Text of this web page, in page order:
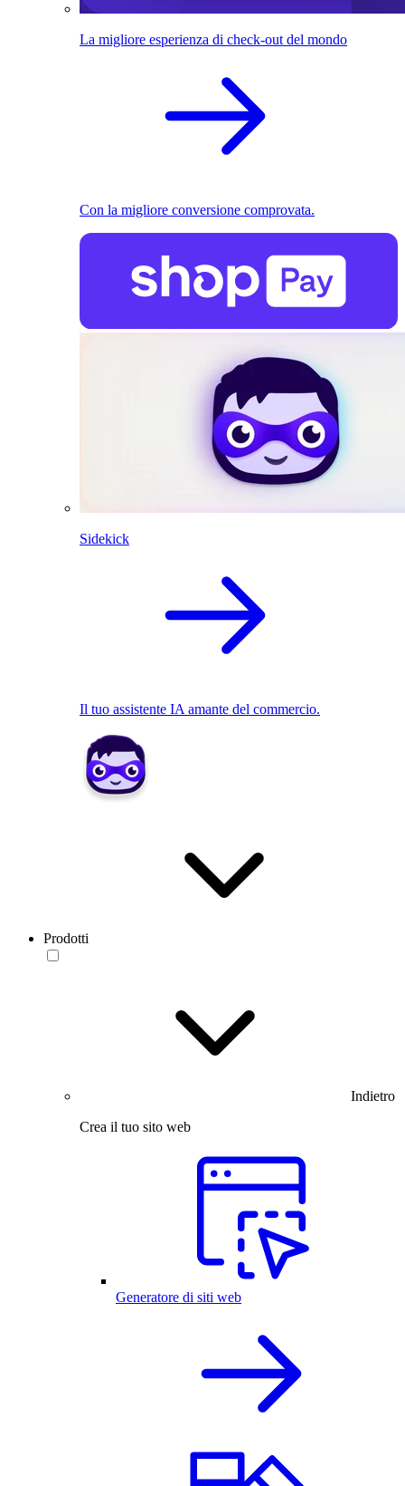
La migliore esperienza di check-out del mondo
Con la migliore conversione comprovata.
Sidekick
Il tuo assistente IA amante del commercio.
Prodotti
Indietro
Crea il tuo sito web
Generatore di siti web